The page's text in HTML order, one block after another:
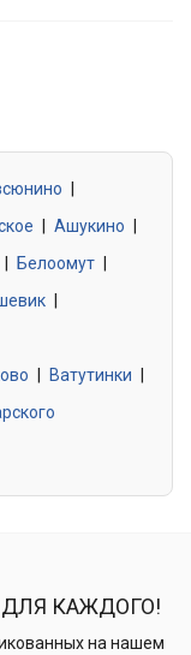
Ашукино
Белоомут
Ватутинки
КАЖДОГО!
на нашем